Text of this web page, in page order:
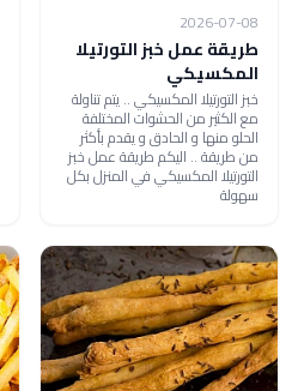
2026-07-08
طريقة عمل خبز التورتيلا
المكسيكي
خبز التورتيلا المكسيكي .. يتم تناولة
مع الكثير من الحشوات المختلفة
الحلو منها و الحادق و يقدم بأكثر
من طريقة .. اليكم طريقة عمل خبز
التورتيلا المكسيكي في المنزل بكل
سهولة